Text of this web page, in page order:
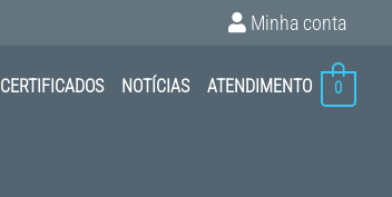
Minha conta
CERTIFICADOS NOTÍCIAS ATENDIMENTO 0